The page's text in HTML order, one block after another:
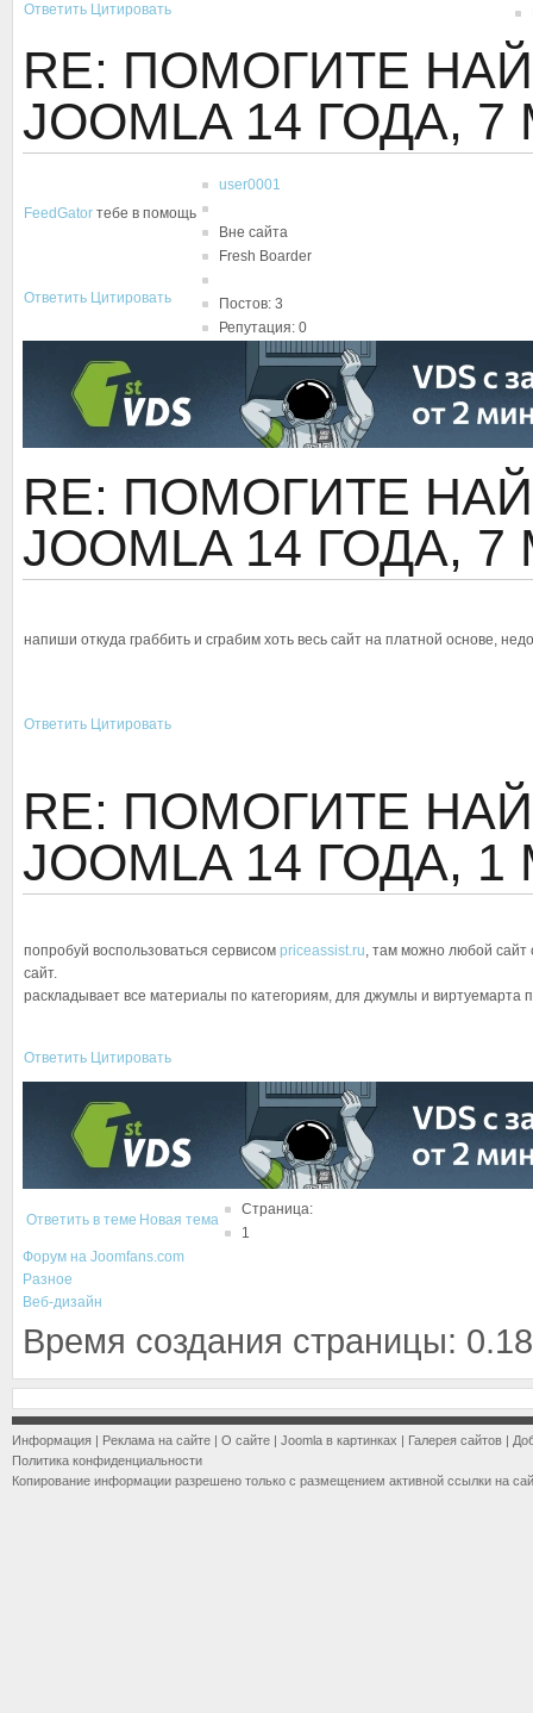
Ответить Цитировать
RE: ПОМОГИТЕ
JOOMLA 14 ГОДА,
FeedGator тебе в помощь
user0001
Вне сайта
Fresh Boarder
Постов: 3
Репутация: 0
Ответить Цитировать
RE: ПОМОГИТЕ
JOOMLA 14 ГОДА,
напиши откуда граббить и сграбим хоть весь сайт на платной основе,
Ответить Цитировать
RE: ПОМОГИТЕ
JOOMLA 14 ГОДА,
попробуй воспользоваться сервисом priceassist.ru, там можно любой сайт
сайт.
раскладывает все материалы по категориям, для джумлы и
Ответить Цитировать
Ответить в теме Новая тема
Страница:
1
Форум на Joomfans.com
Разное
Веб-дизайн
Время создания страницы:
Информация | Реклама на сайте | О сайте | Joomla в картинках | Галерея сайтов |
Политика конфиденциальности
Копирование информации разрешено только с размещением активной ссылки на